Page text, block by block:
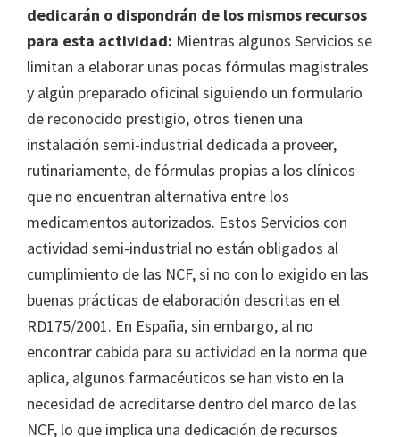
dedicarán o dispondrán de los mismos recursos
para esta actividad: Mientras algunos Servicios se
limitan a elaborar unas pocas fórmulas magistrales
y algún preparado oficinal siguiendo un formulario
de reconocido prestigio, otros tienen una
instalación semi-industrial dedicada a proveer,
rutinariamente, de fórmulas propias a los clínicos
que no encuentran alternativa entre los
medicamentos autorizados. Estos Servicios con
actividad semi-industrial no están obligados al
cumplimiento de las NCF, si no con lo exigido en las
buenas prácticas de elaboración descritas en el
RD175/2001. En España, sin embargo, al no
encontrar cabida para su actividad en la norma que
aplica, algunos farmacéuticos se han visto en la
necesidad de acreditarse dentro del marco de las
NCF, lo que implica una dedicación de recursos